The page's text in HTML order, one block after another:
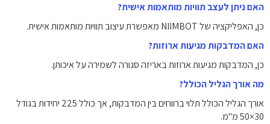
האם ניתן לעצב תוויות מותאמות אישית?
כן, האפליקציה של NIIMBOT מאפשרת עיצוב תוויות מותאמות אישית.
האם המדבקות מגיעות ארוזות?
כן, המדבקות מגיעות ארוזות באריזה סגורה לשמירה על איכותן.
מה אורך הגליל הכולל?
אורך הגליל הכולל תלוי ברווחים בין המדבקות, אך כולל 225 יחידות בגודל
30×50 מ"מ.